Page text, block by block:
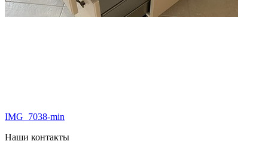
IMG_7038-min
Наши контакты